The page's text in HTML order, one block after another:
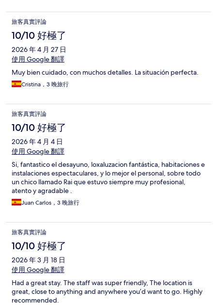
旅客真實評論
10/10 好極了
2026 年 4 月 27 日
使用 Google 翻譯
Muy bien cuidado, con muchos detalles. La situación perfecta.
Cristina，3 晚旅行
旅客真實評論
10/10 好極了
2026 年 4 月 4 日
使用 Google 翻譯
Si, fantastico el desayuno, loxaluzacion fantástica, habitaciones e
instalaciones espectaculares, y lo mejor el personal, sobre todo
un chico llamado Rai que estuvo siempre muy profesional,
atento y agradable .
Juan Carlos，3 晚旅行
旅客真實評論
10/10 好極了
2026 年 3 月 18 日
使用 Google 翻譯
Had a great stay. The staff was super friendly, The location is
great, close to anything and anywhere you’d want to go. Highly
recommended.